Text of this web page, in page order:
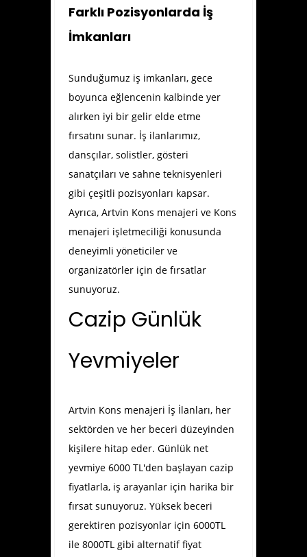
Farklı Pozisyonlarda İş
İmkanları
Sunduğumuz iş imkanları, gece
boyunca eğlencenin kalbinde yer
alırken iyi bir gelir elde etme
fırsatını sunar. İş ilanlarımız,
dansçılar, solistler, gösteri
sanatçıları ve sahne teknisyenleri
gibi çeşitli pozisyonları kapsar.
Ayrıca, Artvin Kons menajeri ve Kons
menajeri işletmeciliği konusunda
deneyimli yöneticiler ve
organizatörler için de fırsatlar
sunuyoruz.
Cazip Günlük
Yevmiyeler
Artvin Kons menajeri İş İlanları, her
sektörden ve her beceri düzeyinden
kişilere hitap eder. Günlük net
yevmiye 6000 TL'den başlayan cazip
fiyatlarla, iş arayanlar için harika bir
fırsat sunuyoruz. Yüksek beceri
gerektiren pozisyonlar için 6000TL
ile 8000TL gibi alternatif fiyat